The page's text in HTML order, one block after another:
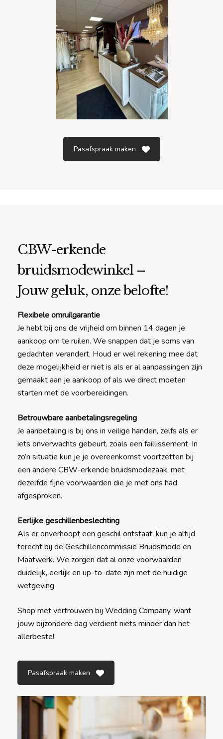
Pasafspraak maken
CBW-erkende
bruidsmodewinkel –
Jouw geluk, onze belofte!
Flexibele omruilgarantie
Je hebt bij ons de vrijheid om binnen 14 dagen je
aankoop om te ruilen. We snappen dat je soms van
gedachten verandert. Houd er wel rekening mee dat
deze mogelijkheid er niet is als er al aanpassingen zijn
gemaakt aan je aankoop of als we direct moeten
starten met de voorbereidingen.
Betrouwbare aanbetalingsregeling
Je aanbetaling is bij ons in veilige handen, zelfs als er
iets onverwachts gebeurt, zoals een faillissement. In
zo’n situatie kun je je overeenkomst voortzetten bij
een andere CBW-erkende bruidsmodezaak, met
dezelfde fijne voorwaarden die je met ons had
afgesproken.
Eerlijke geschillenbeslechting
Als er onverhoopt een geschil ontstaat, kun je altijd
terecht bij de Geschillencommissie Bruidsmode en
Maatwerk. We zorgen dat al onze voorwaarden
duidelijk, eerlijk en up-to-date zijn met de huidige
wetgeving.
Shop met vertrouwen bij Wedding Company, want
jouw bijzondere dag verdient niets minder dan het
allerbeste!
Pasafspraak maken